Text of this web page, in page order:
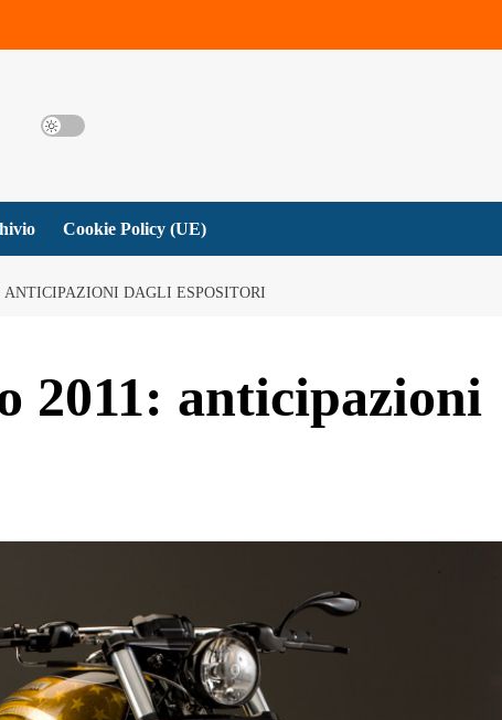
Cookie Policy (UE)
ANTICIPAZIONI DAGLI ESPOSITORI
2011: anticipazioni